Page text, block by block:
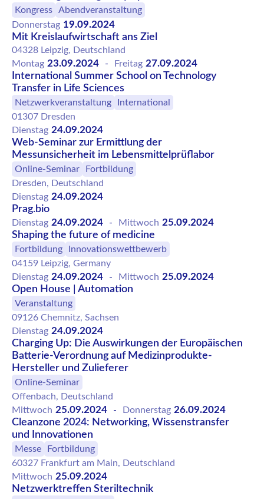
Kongress
Abendveranstaltung
Donnerstag 19.09.2024
Mit Kreislaufwirtschaft ans Ziel
04328 Leipzig, Deutschland
Montag 23.09.2024 - Freitag 27.09.2024
International Summer School on Technology
Transfer in Life Sciences
Netzwerkveranstaltung
International
01307 Dresden
Dienstag 24.09.2024
Web-Seminar zur Ermittlung der
Messunsicherheit im Lebensmittelprüflabor
Online-Seminar
Fortbildung
Dresden, Deutschland
Dienstag 24.09.2024
Prag.bio
Dienstag 24.09.2024 - Mittwoch 25.09.2024
Shaping the future of medicine
Fortbildung
Innovationswettbewerb
04159 Leipzig, Germany
Dienstag 24.09.2024 - Mittwoch 25.09.2024
Open House | Automation
Veranstaltung
09126 Chemnitz, Sachsen
Dienstag 24.09.2024
Charging Up: Die Auswirkungen der Europäischen
Batterie-Verordnung auf Medizinprodukte-
Hersteller und Zulieferer
Online-Seminar
Offenbach, Deutschland
Mittwoch 25.09.2024 - Donnerstag 26.09.2024
Cleanzone 2024: Networking, Wissenstransfer
und Innovationen
Messe
Fortbildung
60327 Frankfurt am Main, Deutschland
Mittwoch 25.09.2024
Netzwerktreffen Steriltechnik